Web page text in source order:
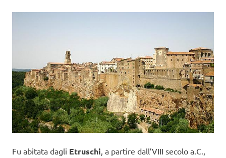
Fu abitata dagli Etruschi, a partire dall’VIII secolo a.C.,